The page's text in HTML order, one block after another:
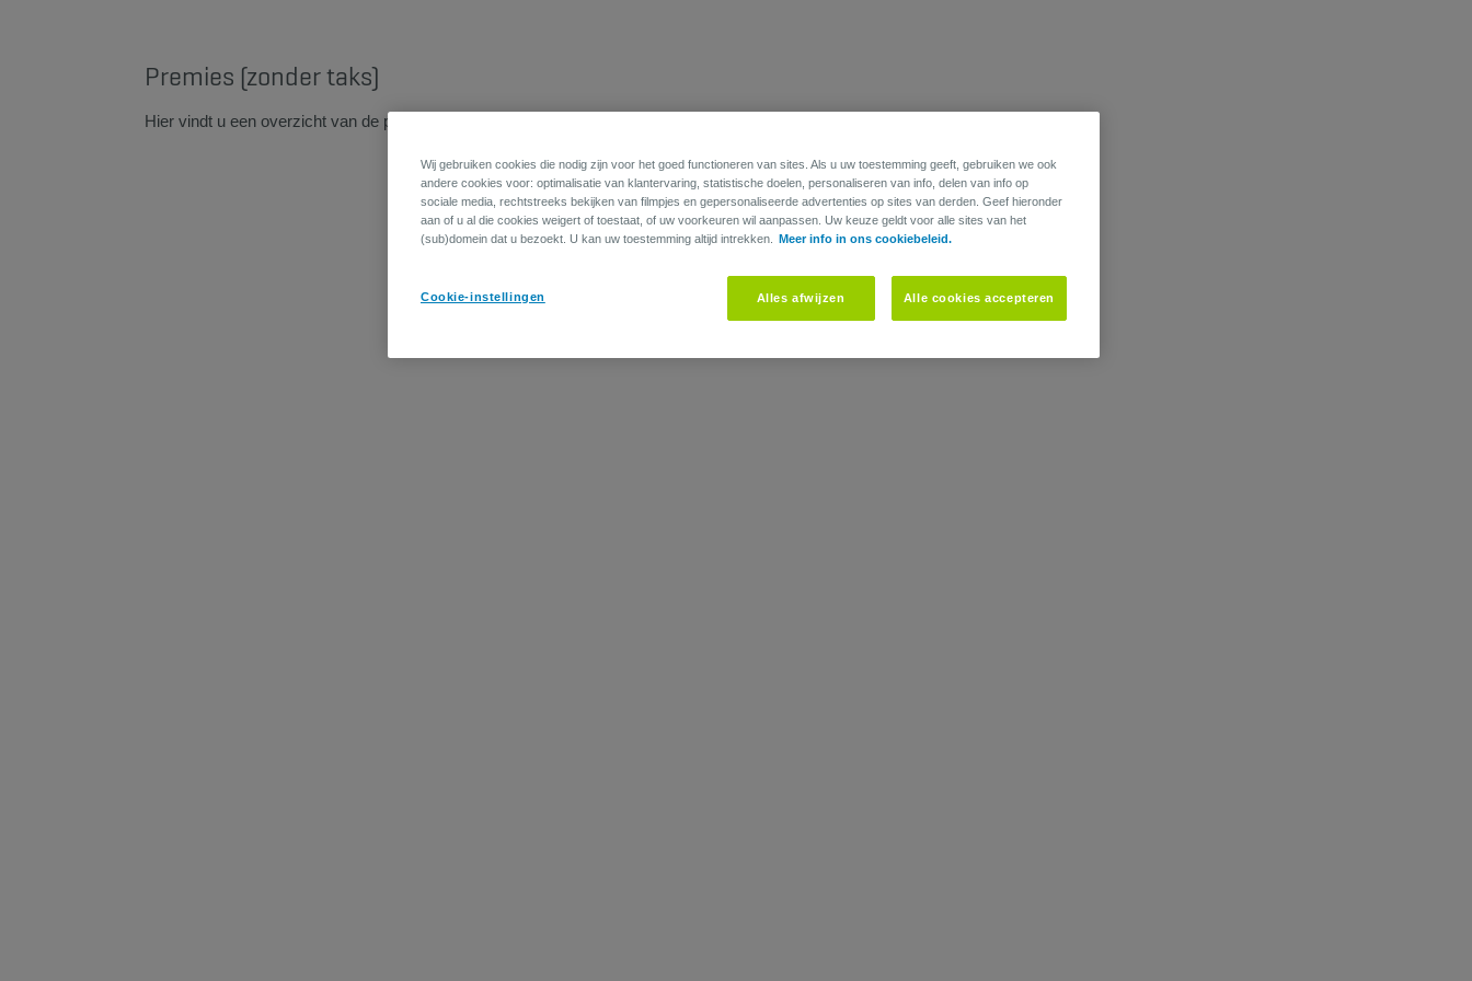
Premies (zonder taks)
Hier vindt u een overzicht van de premies die uw werkgever en/of uzelf storten voor uw kapitaal leven en/of overlijden.
Wij gebruiken cookies die nodig zijn voor het goed functioneren van sites. Als u uw toestemming geeft, gebruiken we ook
andere cookies voor: optimalisatie van klantervaring, statistische doelen, personaliseren van info, delen van info op
sociale media, rechtstreeks bekijken van filmpjes en gepersonaliseerde advertenties op sites van derden. Geef hieronder
aan of u al die cookies weigert of toestaat, of uw voorkeuren wil aanpassen. Uw keuze geldt voor alle sites van het
(sub)domein dat u bezoekt. U kan uw toestemming altijd intrekken.
Meer info in ons cookiebeleid.
Cookie-instellingen Alles afwijzen Alle cookies accepteren